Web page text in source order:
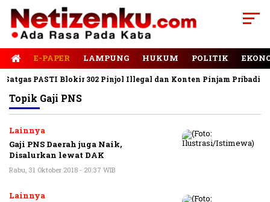
E-PAPER LAMPUNG HUKUM POLITIK
PASTI Blokir 302 Pinjol Illegal dan Konten Pinjam Pribadi
Topik Gaji PNS
Lainnya
Gaji PNS Daerah juga Naik,
Disalurkan lewat DAK
Rabu, 31 Oktober 2018 - 20:37 WIB
Lainnya